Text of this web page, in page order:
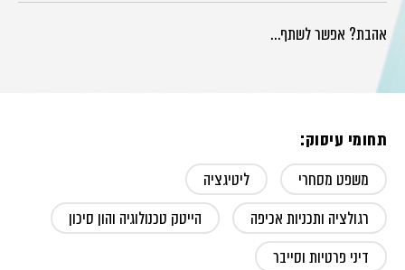
אהבת? אפשר לשתף…
תחומי עיסוק:
משפט מסחרי
ליטיגציה
רגולציה ותכניות אכיפה
הייטק טכנולוגיה והון סיכון
דיני פרטיות וסייבר